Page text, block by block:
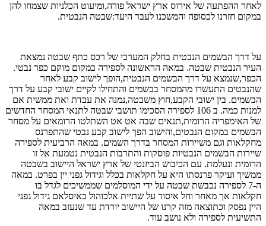
לאחר ההפתעה של אירוס ארץ ישראל פורה,ומיעוט הכלניות שצמחו להן
במקום חזרנו לכסופה והמשכנו לעבר היעד:שבטה הנבטית.
על דרך הבשמים הנבטית בחלק המערבי של רכס כתף שבטה נמצאת
העיר הנבטית שבטה. במאה הראשונה לספירה במקום מוקם כפר נבטי.
הכפר,שנמצא על דרך הבשמים הנבטית,הופך לישוב קבע לאחר
שהנבטים התעשרו מהמסחר בבשמים והתחילו לקיים ישובי קבע על דרך
הבשמים. בין ישובי הקבע,חוץ משבטה,נמנה את עבדת ואת ממשית אם
למנות כמה. ב 106 לספירה הסכימו תושבי שבטה לתנאי המסחר החדשים
של האימפריה הרומית,תנאים שבה אט אט השתלטו הרומאים על מסחר
הבשמים במקום הנבטים,והישוב הפך לישוב קבע נבטי שהתפרנס
מחקלאות וגם משיירות המסחר בדרך השמים. במאה הרביעית לספירה
שיירות הבשמים הנבטיות פוסקות והתרבות הנבטית נטמעת אל זו
הרומית ונעלמת. עם הכיבוש הביזנטי של ארץ ישראל היישוב בשבטה
ממשיך ועיקר פרנסתו היא על חקלאות בכלל וגידול גפני יין בפרט. במאה
ה-7 לספירה נכבשת שבטה על ידי המוסלמים שממשיכים לגדל בו
חקלאות אך מאחר וחל איסור על שתיית אלכוהול באיסלאם גידול גפני
היין נפסק וכתוצאה מזה קרנו של היישוב יורדת עד שנעזב במאה
התשיעית לספירה ולא נושב עוד.